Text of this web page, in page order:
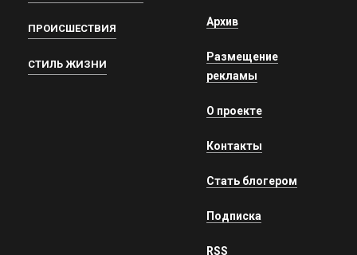
ПРОИСШЕСТВИЯ
СТИЛЬ ЖИЗНИ
Архив
Размещение
рекламы
О проекте
Контакты
Стать блогером
Подписка
RSS